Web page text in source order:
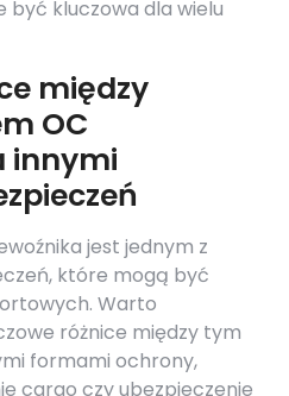
być kluczowa dla wielu
między
OC
innymi
jest jednym z
które mogą być
Warto
różnice między tym
formami ochrony,
cargo czy ubezpieczenie